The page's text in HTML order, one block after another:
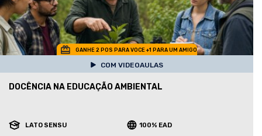
GANHE 2 POS PARA VOCE +1 PARA UM AMIGO
COM VIDEOAULAS
DOCÊNCIA NA EDUCAÇÃO AMBIENTAL
LATO SENSU 100% EAD